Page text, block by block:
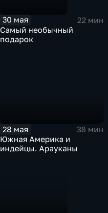
30 мая
22 мин
Самый необычный
подарок
28 мая
38 мин
Южная Америка и
индейцы. Арауканы